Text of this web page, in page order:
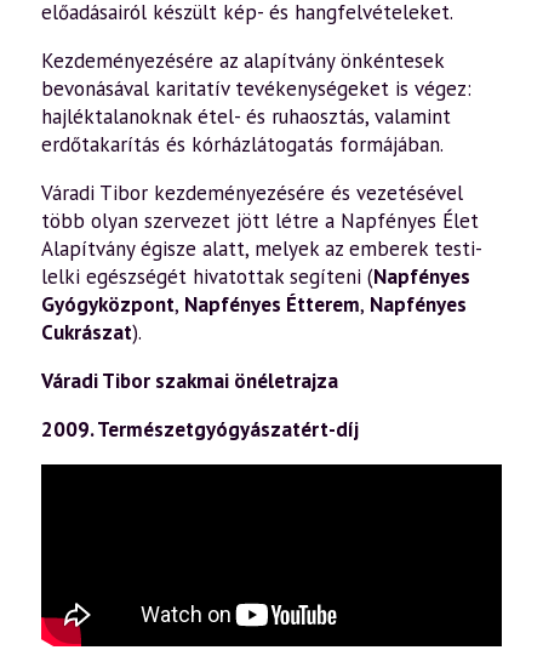
előadásairól készült kép- és hangfelvételeket.
Kezdeményezésére az alapítvány önkéntesek
bevonásával karitatív tevékenységeket is végez:
hajléktalanoknak étel- és ruhaosztás, valamint
erdőtakarítás és kórházlátogatás formájában.
Váradi Tibor kezdeményezésére és vezetésével
több olyan szervezet jött létre a Napfényes Élet
Alapítvány égisze alatt, melyek az emberek testi-
lelki egészségét hivatottak segíteni (Napfényes
Gyógyközpont, Napfényes Étterem, Napfényes
Cukrászat).
Váradi Tibor szakmai önéletrajza
2009. Természetgyógyászatért-díj